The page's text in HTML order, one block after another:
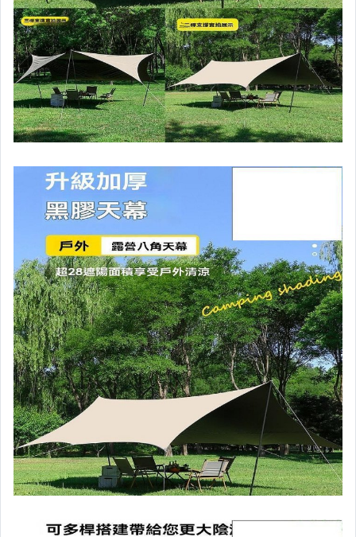
女裝與服飾配件
偶像、球員卡與郵幣
手錶與飾品配件
女包精品與女鞋
家電與影音視聽